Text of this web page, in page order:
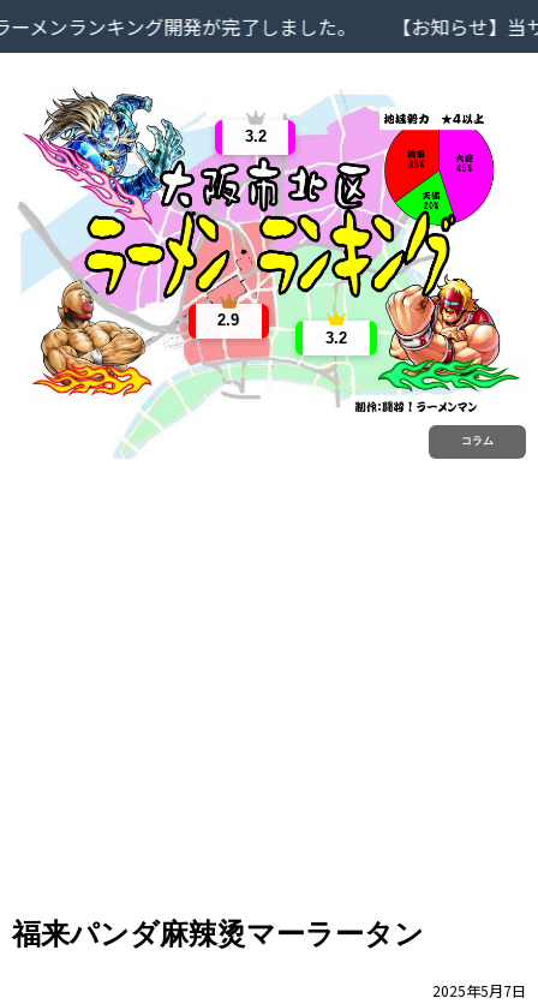
ランキング開発が完了しました。 【お知らせ】当サ
3.2
3.2
2.9
コラム
福来パンダ麻辣烫マーラータン
2025年5月7日